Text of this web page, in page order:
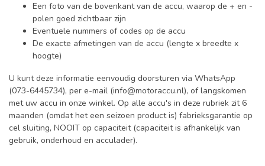
Een foto van de bovenkant van de accu, waarop de + en -
polen goed zichtbaar zijn
Eventuele nummers of codes op de accu
De exacte afmetingen van de accu (lengte x breedte x
hoogte)
U kunt deze informatie eenvoudig doorsturen via WhatsApp
(073-6445734), per e-mail (info@motoraccu.nl), of langskomen
met uw accu in onze winkel. Op alle accu's in deze rubriek zit 6
maanden (omdat het een seizoen product is) fabrieksgarantie op
cel sluiting, NOOIT op capaciteit (capaciteit is afhankelijk van
gebruik, onderhoud en acculader).